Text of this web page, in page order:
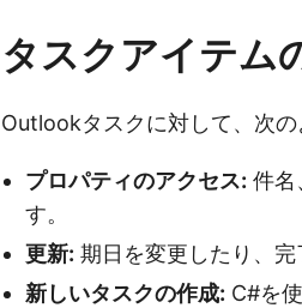
タスクアイテム
Outlookタスクに対して、次の
プロパティのアクセス: 件名
す。
更新: 期日を変更したり、完
新しいタスクの作成: C#を